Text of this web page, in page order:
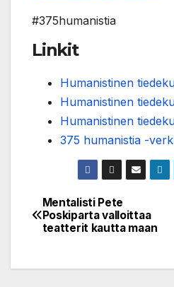
#375humanistia
Linkit
Humanistinen
Humanistinen
Humanistinen
375 humanistia -
Post
navigation
Mentalisti Pete
Poskiparta valloittaa
teatterit kautta maan